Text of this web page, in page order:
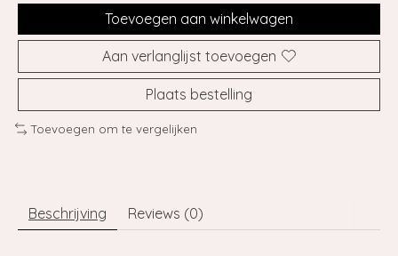
Toevoegen aan winkelwagen
Aan verlanglijst toevoegen
Plaats bestelling
Toevoegen om te vergelijken
Beschrijving Reviews (0)